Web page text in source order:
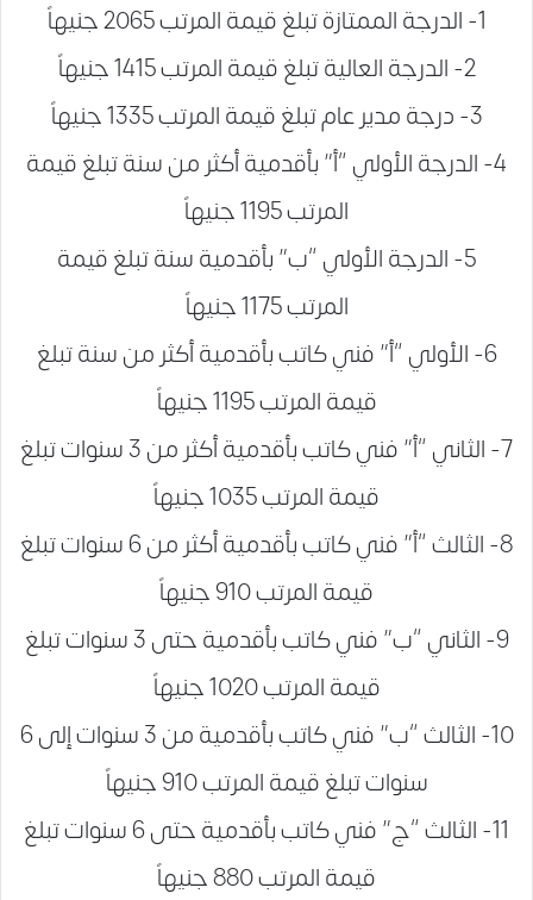
1- الدرجة الممتازة تبلغ قيمة المرتب 2065 جنيهاً
2- الدرجة العالية تبلغ قيمة المرتب 1415 جنيهاً
3- درجة مدير عام تبلغ قيمة المرتب 1335 جنيهاً
4- الدرجة الأولي “أ” بأقدمية أكثر من سنة تبلغ قيمة
المرتب 1195 جنيهاً
5- الدرجة الأولي “ب” بأقدمية سنة تبلغ قيمة
المرتب 1175 جنيهاً
6- الأولي “أ” فني كاتب بأقدمية أكثر من سنة تبلغ
قيمة المرتب 1195 جنيهاً
7- الثاني “أ” فني كاتب بأقدمية أكثر من 3 سنوات تبلغ
قيمة المرتب 1035 جنيهاً
8- الثالث “أ” فني كاتب بأقدمية أكثر من 6 سنوات تبلغ
قيمة المرتب 910 جنيهاً
9- الثاني “ب” فني كاتب بأقدمية حتى 3 سنوات تبلغ
قيمة المرتب 1020 جنيهاً
10- الثالث “ب” فني كاتب بأقدمية من 3 سنوات إلى 6
سنوات تبلغ قيمة المرتب 910 جنيهاً
11- الثالث “ج” فني كاتب بأقدمية حتى 6 سنوات تبلغ
قيمة المرتب 880 جنيهاً